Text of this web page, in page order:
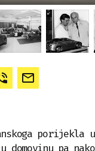
porijekla
domovinu pa